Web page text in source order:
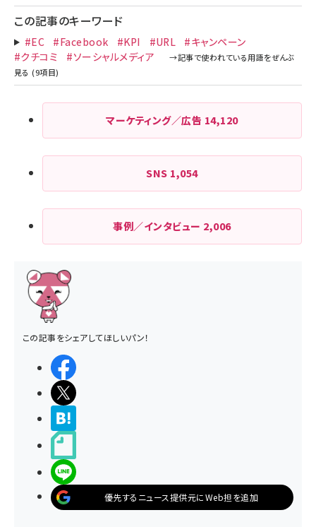
この記事のキーワード
#EC #Facebook #KPI #URL
#キャンペーン
#クチコミ
#ソーシャルメディア
マーケティング／広告 14,120
SNS 1,054
事例／インタビュー 2,006
この記事をシェアしてほしいパン！
優先するニュース提供元にWeb担を追加